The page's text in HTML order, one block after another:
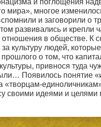
и поглощения
мира», многое
и заговорили о
развивались и крепли
отношения в обществе. К
культуру людей,
о том, что
привнося туда
Появилось понятие
«творцам-
своими идеями и целями